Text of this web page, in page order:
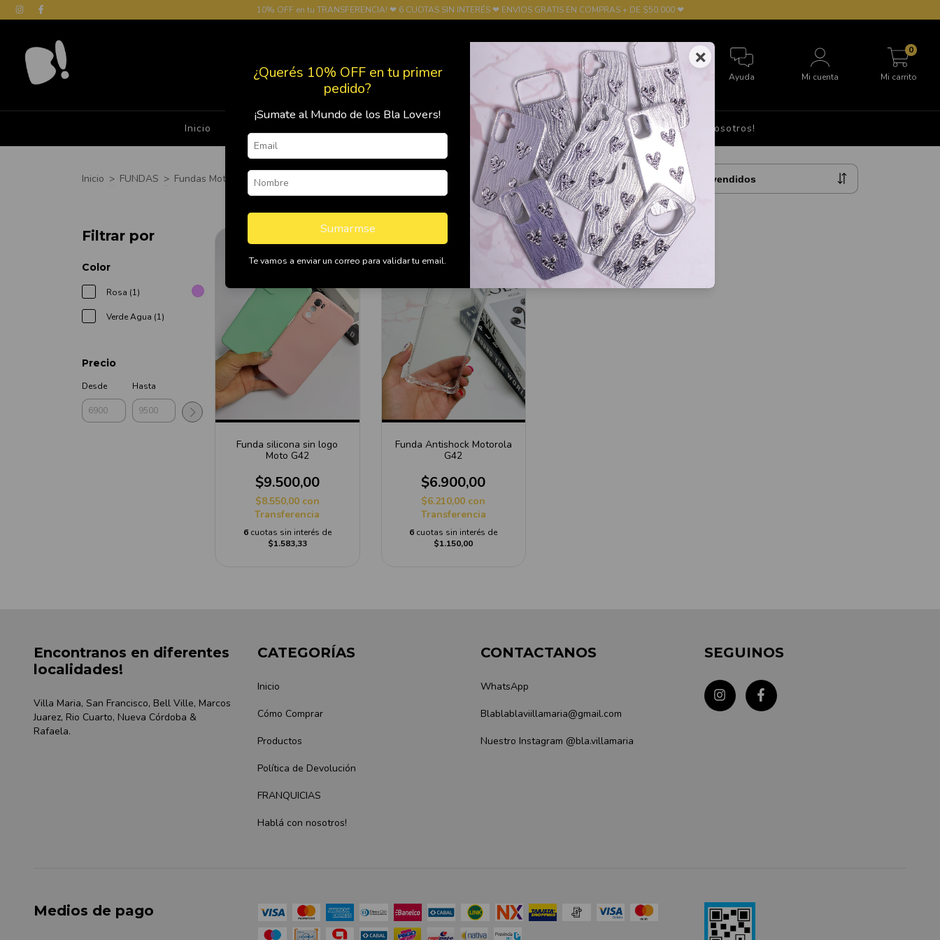
10% OFF en tu TRANSFERENCIA! ❤ 6 CUOTAS SIN INTERÉS ❤ ENVIOS GRATIS EN COMPRAS + DE $50.000 ❤
Ayuda Mi cuenta Mi carrito
0
Inicio Política de Devolución FRANQUICIAS Hablá con nosotros!
Inicio > FUNDAS > Fundas Motorola > Moto G42
Filtrar por
Color
Rosa (1)
Verde Agua (1)
Precio
Desde Hasta
Funda silicona sin logo
Moto G42
$9.500,00
$8.550,00 con
Transferencia
6 cuotas sin interés de
$1.583,33
Funda Antishock Motorola
G42
$6.900,00
$6.210,00 con
Transferencia
6 cuotas sin interés de
$1.150,00
Encontranos en diferentes
localidades!
Villa Maria, San Francisco, Bell Ville, Marcos
Juarez, Rio Cuarto, Nueva Córdoba &
Rafaela.
CATEGORÍAS
Inicio
Cómo Comprar
Productos
Política de Devolución
FRANQUICIAS
Hablá con nosotros!
CONTACTANOS
WhatsApp
Blablablaviillamaria@gmail.com
Nuestro Instagram @bla.villamaria
SEGUINOS
Medios de pago
×
¿Querés 10% OFF en tu primer
pedido?
¡Sumate al Mundo de los Bla Lovers!
Sumarmse
Te vamos a enviar un correo para validar tu email.